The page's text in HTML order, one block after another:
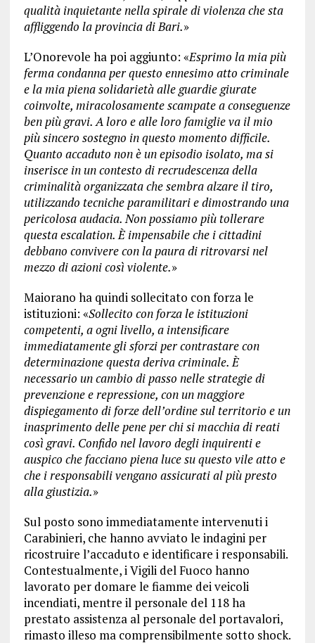
qualità inquietante nella spirale di violenza che sta
affliggendo la provincia di Bari.»
L’Onorevole ha poi aggiunto: «Esprimo la mia più
ferma condanna per questo ennesimo atto criminale
e la mia piena solidarietà alle guardie giurate
coinvolte, miracolosamente scampate a conseguenze
ben più gravi. A loro e alle loro famiglie va il mio
più sincero sostegno in questo momento difficile.
Quanto accaduto non è un episodio isolato, ma si
inserisce in un contesto di recrudescenza della
criminalità organizzata che sembra alzare il tiro,
utilizzando tecniche paramilitari e dimostrando una
pericolosa audacia. Non possiamo più tollerare
questa escalation. È impensabile che i cittadini
debbano convivere con la paura di ritrovarsi nel
mezzo di azioni così violente.»
Maiorano ha quindi sollecitato con forza le
istituzioni: «Sollecito con forza le istituzioni
competenti, a ogni livello, a intensificare
immediatamente gli sforzi per contrastare con
determinazione questa deriva criminale. È
necessario un cambio di passo nelle strategie di
prevenzione e repressione, con un maggiore
dispiegamento di forze dell’ordine sul territorio e un
inasprimento delle pene per chi si macchia di reati
così gravi. Confido nel lavoro degli inquirenti e
auspico che facciano piena luce su questo vile atto e
che i responsabili vengano assicurati al più presto
alla giustizia.»
Sul posto sono immediatamente intervenuti i
Carabinieri, che hanno avviato le indagini per
ricostruire l’accaduto e identificare i responsabili.
Contestualmente, i Vigili del Fuoco hanno
lavorato per domare le fiamme dei veicoli
incendiati, mentre il personale del 118 ha
prestato assistenza al personale del portavalori,
rimasto illeso ma comprensibilmente sotto shock.